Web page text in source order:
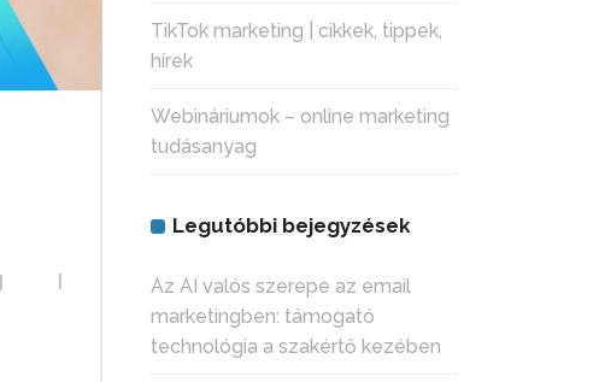
TikTok marketing | cikkek, tippek,
hírek
Webináriumok – online marketing
tudásanyag
Legutóbbi bejegyzések
Az AI valós szerepe az email
marketingben: támogató
technológia a szakértő kezében